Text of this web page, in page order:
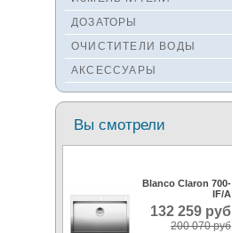
Смесители SEAMAN
Смесители
Zigmund&Shtain
Смесители OULIN
Смесители под бронзу
ДОЗАТОРЫ
ОЧИСТИТЕЛИ ВОДЫ
АКСЕССУАРЫ
Вы смотрели
Blanco Claron 700-
IF/A
132 259 руб
200 070 руб